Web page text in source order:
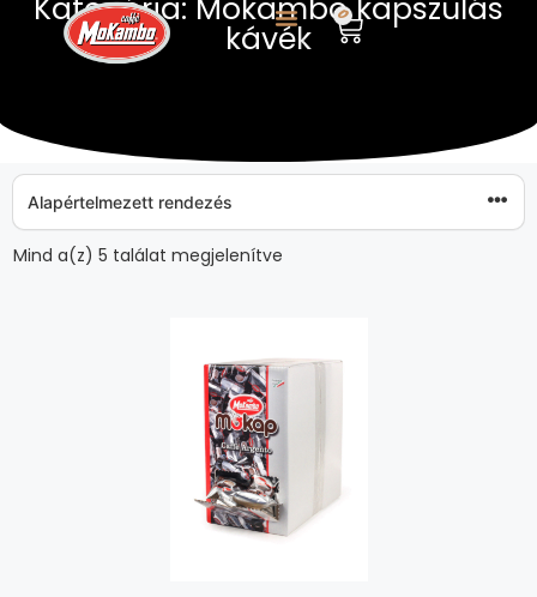
0
Kategória: Mokambo kapszulás
kávék
Mind a(z) 5 találat megjelenítve